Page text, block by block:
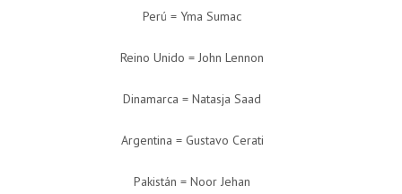
Perú = Yma Sumac
Reino Unido = John Lennon
Dinamarca = Natasja Saad
Argentina = Gustavo Cerati
Pakistán = Noor Jehan